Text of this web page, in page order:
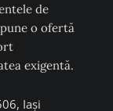
de
o ofertă
exigentă.
Iași